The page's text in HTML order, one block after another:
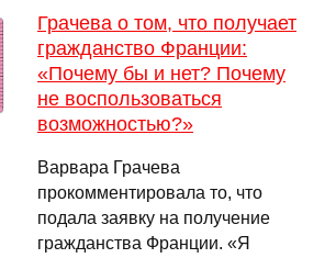
Грачева о том, что получает
гражданство Франции:
«Почему бы и нет? Почему
не воспользоваться
возможностью?»
Варвара Грачева
прокомментировала то, что
подала заявку на получение
гражданства Франции. «Я